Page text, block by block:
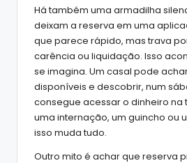
Há também uma armadilha
deixam a reserva em uma
que parece rápido, mas trava
carência ou liquidação. Isso
se imagina. Um casal pode
disponíveis e descobrir, num
consegue acessar o dinheiro na
uma internação, um guincho ou
isso muda tudo.
Outro mito é achar que reserva